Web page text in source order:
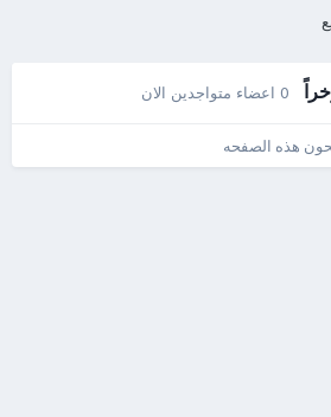
0 اعضاء متواجدين الان
هذه الصفحه